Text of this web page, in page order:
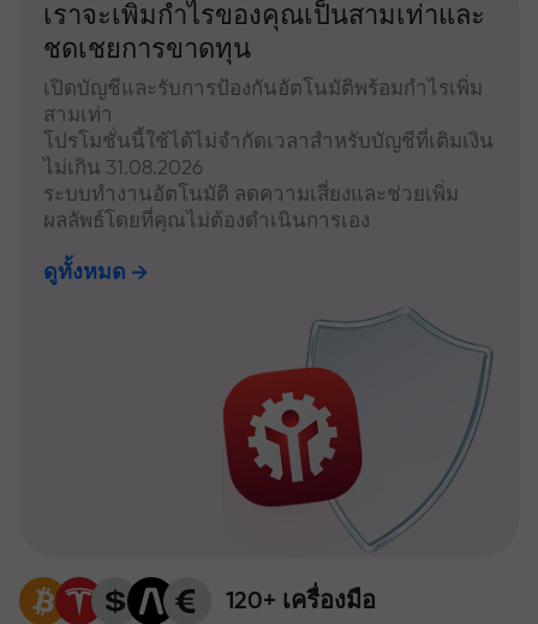
เราจะเพิ่มกำไรของคุณเป็นสามเท่าและ
ชดเชยการขาดทุน
เปิดบัญชีและรับการป้องกันอัตโนมัติพร้อมกำไรเพิ่ม
สามเท่า
โปรโมชั่นนี้ใช้ได้ไม่จำกัดเวลาสำหรับบัญชีที่เติมเงิน
ไม่เกิน 31.08.2026
ระบบทำงานอัตโนมัติ ลดความเสี่ยงและช่วยเพิ่ม
ผลลัพธ์โดยที่คุณไม่ต้องดำเนินการเอง
ดูทั้งหมด
120+ เครื่องมือ